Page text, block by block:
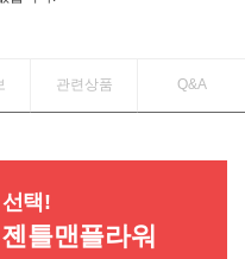
관련상품 Q&A
택!
틀맨플라워